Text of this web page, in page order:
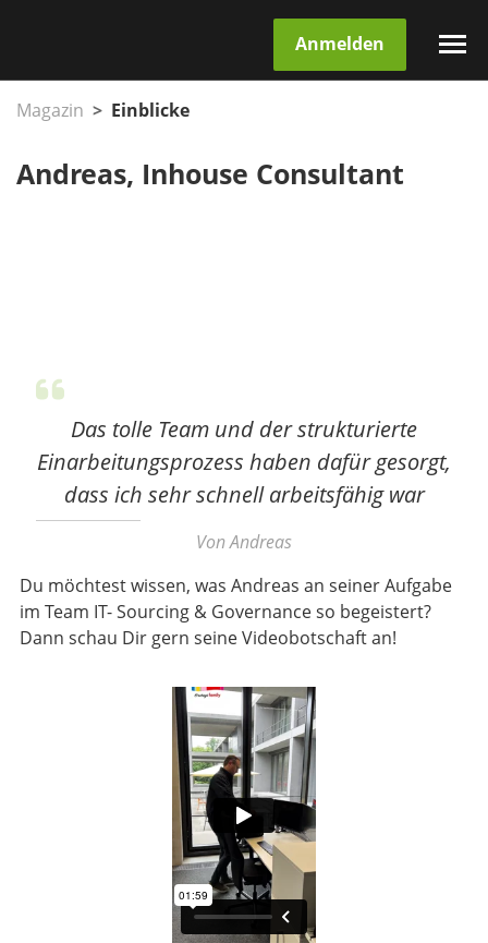
Anmelden
Magazin Einblicke
Andreas, Inhouse Consultant
Das tolle Team und der strukturierte
Einarbeitungsprozess haben dafür gesorgt,
dass ich sehr schnell arbeitsfähig war
Von Andreas
Du möchtest wissen, was Andreas an seiner Aufgabe
im Team IT- Sourcing & Governance so begeistert?
Dann schau Dir gern seine Videobotschaft an!